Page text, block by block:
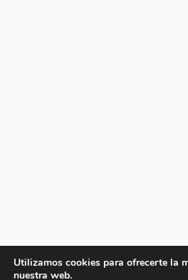
Utilizamos cookies para ofrecerte la
nuestra web.